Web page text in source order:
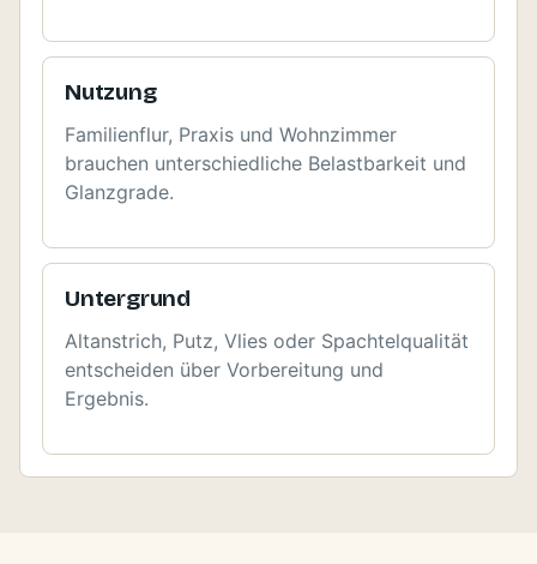
Nutzung
Familienflur, Praxis und Wohnzimmer
brauchen unterschiedliche Belastbarkeit und
Glanzgrade.
Untergrund
Altanstrich, Putz, Vlies oder Spachtelqualität
entscheiden über Vorbereitung und
Ergebnis.